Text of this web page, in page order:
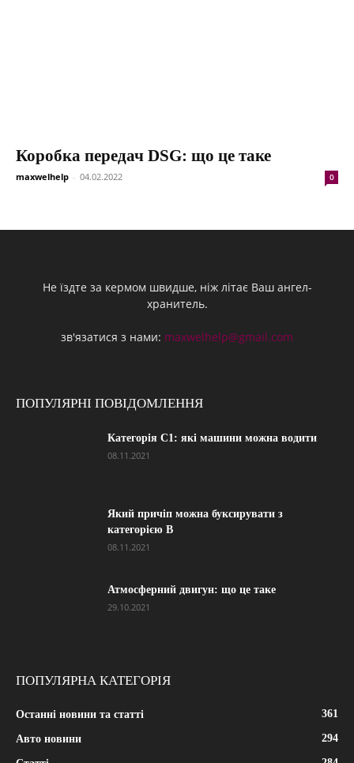
Коробка передач DSG: що це таке
maxwelhelp - 04.02.2022 0
Не їздте за кермом швидше, ніж літає Ваш ангел-
хранитель.
зв'язатися з нами: maxwelhelp@gmail.com
ПОПУЛЯРНІ ПОВІДОМЛЕННЯ
Категорія С1: які машини можна водити
08.11.2021
Який причіп можна буксирувати з
категорією В
08.11.2021
Атмосферний двигун: що це таке
29.10.2021
ПОПУЛЯРНА КАТЕГОРІЯ
Останні новини та статті 361
Авто новини 294